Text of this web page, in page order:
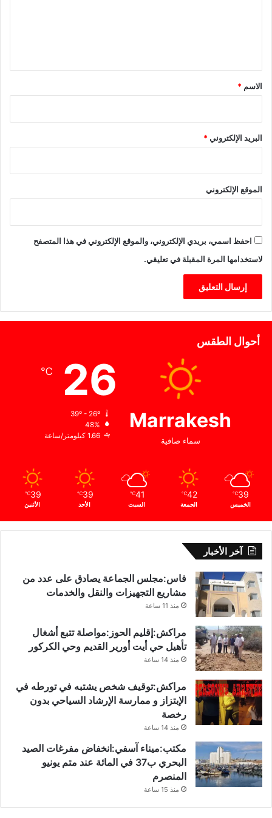
د
ل
و
*
الاسم *
البريد الإلكتروني*
الموقع الإلكتروني
احفظ اسمي، بريدي الإلكتروني، والموقع الإلكتروني في هذا المتصفح
لاستخدامها المرة المقبلة في تعليقي.
أحوال الطقس
Marrakesh
سماء صافية
26
℃
48%
1.66 كيلومتر/ساعة
39
℃
الخميس
42
℃
الجمعة
41
℃
السبت
39
℃
الأحد
39
℃
الأثنين
آخر الأخبار
فاس:مجلس الجماعة يصادق على عدد من
مشاريع التجهيزات والنقل والخدمات
منذ 11 ساعة
مراكش:إقليم الحوز:مواصلة تتبع أشغال
تأهيل حي أيت أورير القديم وحي الكركور
منذ 14 ساعة
مراكش:توقيف شخص يشتبه في تورطه في
الإبتزاز و ممارسة الإرشاد السياحي بدون
رخصة
منذ 14 ساعة
مكتب:ميناء آسفي:انخفاض مفرغات الصيد
البحري ب37 في المائة عند متم يونيو
المنصرم
منذ 15 ساعة